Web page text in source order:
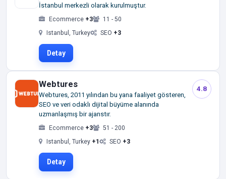
İstanbul merkezli olarak kurulmuştur.
Ecommerce +3
11 - 50
Istanbul, Turkey
SEO +3
Detay
Webtures
Webtures, 2011 yılından bu yana faaliyet gösteren,
SEO ve veri odaklı dijital büyüme alanında
uzmanlaşmış bir ajanstır.
Ecommerce +3
51 - 200
Istanbul, Turkey +1 SEO +3
Detay
4.8